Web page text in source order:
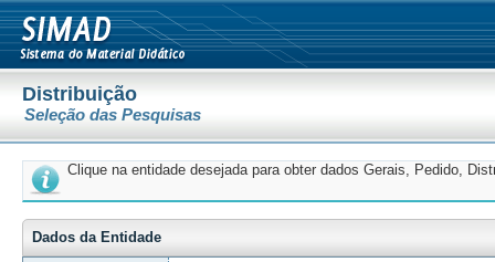
Distribuição
Seleção das Pesquisas
Clique na entidade desejada para obter dados Gerais, Pedido,
Dados da Entidade